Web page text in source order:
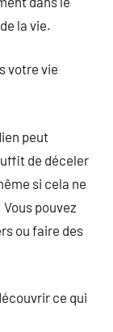
la vie.
votre vie
peut
de déceler
si cela ne
pouvez
ou faire des
ce qui